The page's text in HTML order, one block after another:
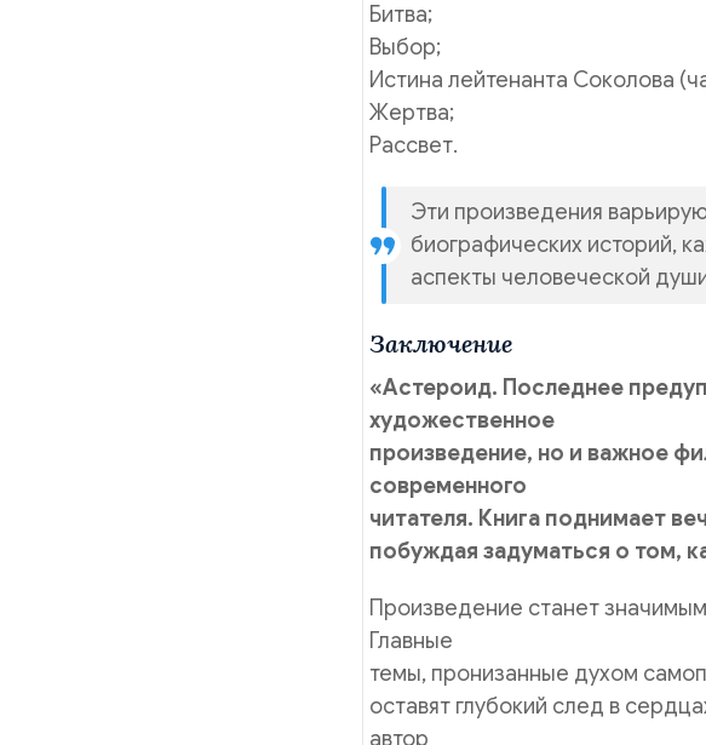
Битва;
Выбор;
Истина лейтенанта Соколова
Жертва;
Рассвет.
Эти произведения
биографических историй,
аспекты человеческой
Заключение
«Астероид. Последнее
художественное
произведение, но и важное
современного
читателя. Книга поднимает
побуждая задуматься о том,
Произведение станет
Главные
темы, пронизанные духом
оставят глубокий след в
автор